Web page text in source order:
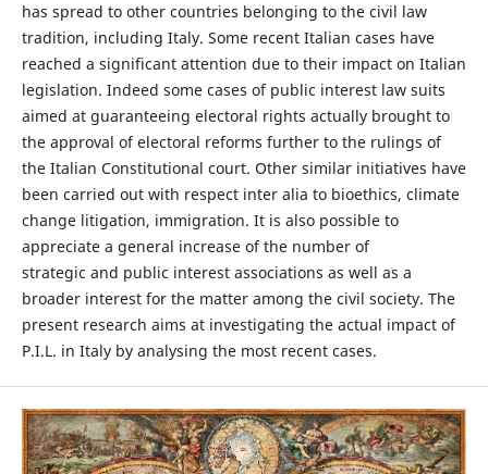
has spread to other countries belonging to the civil law
tradition, including Italy. Some recent Italian cases have
reached a significant attention due to their impact on Italian
legislation. Indeed some cases of public interest law suits
aimed at guaranteeing electoral rights actually brought to
the approval of electoral reforms further to the rulings of
the Italian Constitutional court. Other similar initiatives have
been carried out with respect inter alia to bioethics, climate
change litigation, immigration. It is also possible to
appreciate a general increase of the number of
strategic and public interest associations as well as a
broader interest for the matter among the civil society. The
present research aims at investigating the actual impact of
P.I.L. in Italy by analysing the most recent cases.